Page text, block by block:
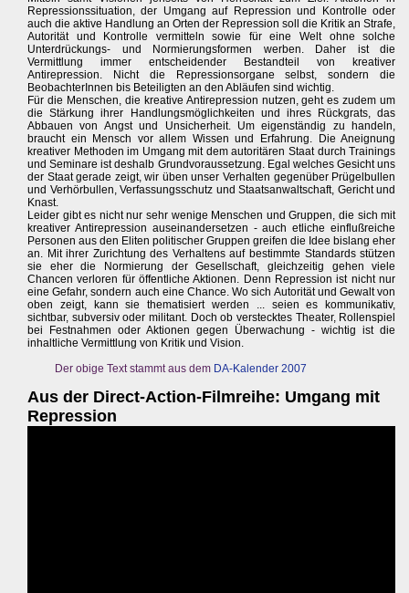
Repressionssituation, der Umgang auf Repression und Kontrolle oder
auch die aktive Handlung an Orten der Repression soll die Kritik an Strafe,
Autorität und Kontrolle vermitteln sowie für eine Welt ohne solche
Unterdrückungs- und Normierungsformen werben. Daher ist die
Vermittlung immer entscheidender Bestandteil von kreativer
Antirepression. Nicht die Repressionsorgane selbst, sondern die
BeobachterInnen bis Beteiligten an den Abläufen sind wichtig.
Für die Menschen, die kreative Antirepression nutzen, geht es zudem um
die Stärkung ihrer Handlungsmöglichkeiten und ihres Rückgrats, das
Abbauen von Angst und Unsicherheit. Um eigenständig zu handeln,
braucht ein Mensch vor allem Wissen und Erfahrung. Die Aneignung
kreativer Methoden im Umgang mit dem autoritären Staat durch Trainings
und Seminare ist deshalb Grundvoraussetzung. Egal welches Gesicht uns
der Staat gerade zeigt, wir üben unser Verhalten gegenüber Prügelbullen
und Verhörbullen, Verfassungsschutz und Staatsanwaltschaft, Gericht und
Knast.
Leider gibt es nicht nur sehr wenige Menschen und Gruppen, die sich mit
kreativer Antirepression auseinandersetzen - auch etliche einflußreiche
Personen aus den Eliten politischer Gruppen greifen die Idee bislang eher
an. Mit ihrer Zurichtung des Verhaltens auf bestimmte Standards stützen
sie eher die Normierung der Gesellschaft, gleichzeitig gehen viele
Chancen verloren für öffentliche Aktionen. Denn Repression ist nicht nur
eine Gefahr, sondern auch eine Chance. Wo sich Autorität und Gewalt von
oben zeigt, kann sie thematisiert werden ... seien es kommunikativ,
sichtbar, subversiv oder militant. Doch ob verstecktes Theater, Rollenspiel
bei Festnahmen oder Aktionen gegen Überwachung - wichtig ist die
inhaltliche Vermittlung von Kritik und Vision.
Der obige Text stammt aus dem DA-Kalender 2007
Aus der Direct-Action-Filmreihe: Umgang mit
Repression